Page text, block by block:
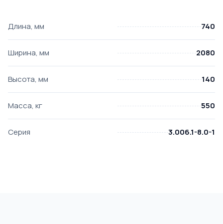
Длина, мм 740
Ширина, мм 2080
Высота, мм 140
Масса, кг 550
Серия 3.006.1-8.0-1